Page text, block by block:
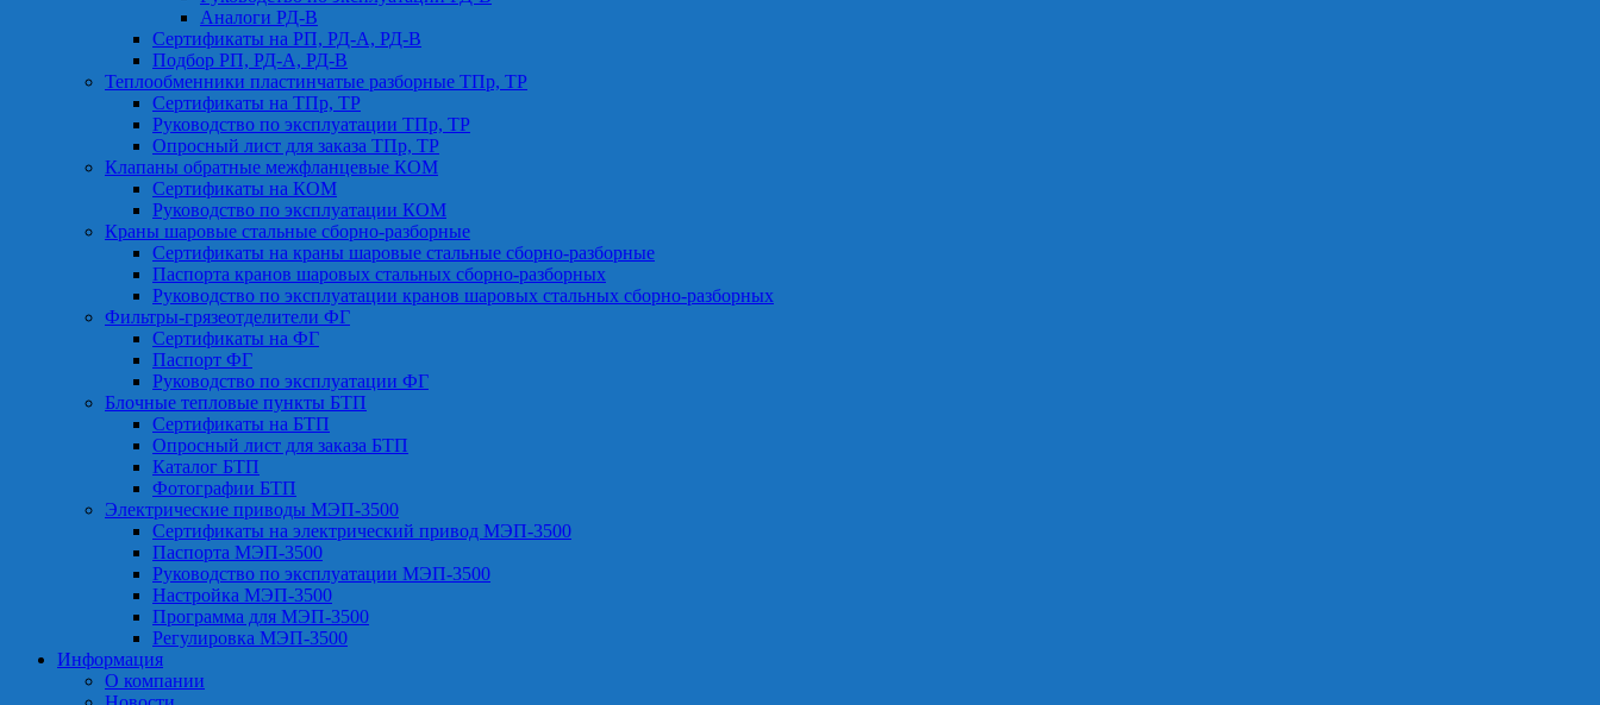
Аналоги РД-В
Сертификаты на РП, РД-А, РД-В
Подбор РП, РД-А, РД-В
Теплообменники пластинчатые разборные ТПр, ТР
Сертификаты на ТПр, ТР
Руководство по эксплуатации ТПр, ТР
Опросный лист для заказа ТПр, ТР
Клапаны обратные межфланцевые КОМ
Сертификаты на КОМ
Руководство по эксплуатации КОМ
Краны шаровые стальные сборно-разборные
Сертификаты на краны шаровые стальные сборно-разборные
Паспорта кранов шаровых стальных сборно-разборных
Руководство по эксплуатации кранов шаровых стальных сборно-разборных
Фильтры-грязеотделители ФГ
Сертификаты на ФГ
Паспорт ФГ
Руководство по эксплуатации ФГ
Блочные тепловые пункты БТП
Сертификаты на БТП
Опросный лист для заказа БТП
Каталог БТП
Фотографии БТП
Электрические приводы МЭП-3500
Сертификаты на электрический привод МЭП-3500
Паспорта МЭП-3500
Руководство по эксплуатации МЭП-3500
Настройка МЭП-3500
Программа для МЭП-3500
Регулировка МЭП-3500
Информация
О компании